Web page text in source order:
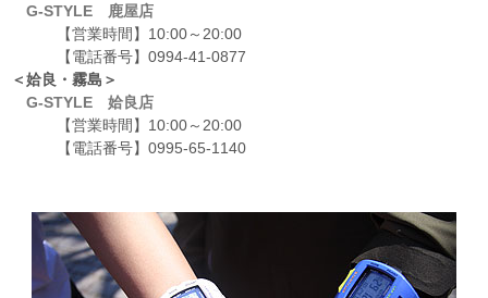
G-STYLE 鹿屋店
【営業時間】10:00～20:00
【電話番号】0994-41-0877
＜姶良・霧島＞
G-STYLE 姶良店
【営業時間】10:00～20:00
【電話番号】0995-65-1140